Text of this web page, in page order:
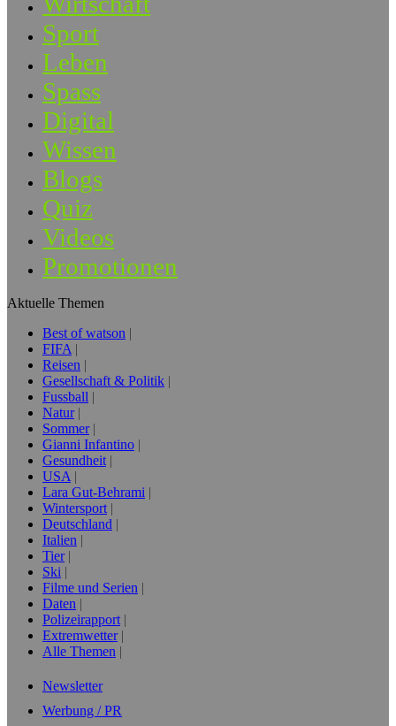
Sport
Leben
Spass
Digital
Wissen
Blogs
Quiz
Videos
Promotionen
Aktuelle Themen
Best of watson
FIFA
Reisen
Gesellschaft & Politik
Fussball
Natur
Sommer
Gianni Infantino
Gesundheit
USA
Lara Gut-Behrami
Wintersport
Deutschland
Italien
Tier
Ski
Filme und Serien
Daten
Polizeirapport
Extremwetter
Alle Themen
Newsletter
Werbung / PR